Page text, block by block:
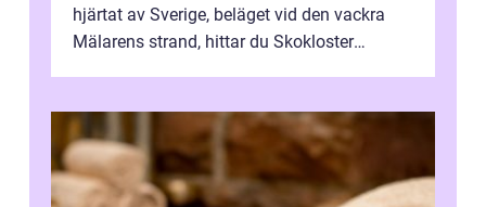
hjärtat av Sverige, beläget vid den vackra
Mälarens strand, hittar du Skokloster